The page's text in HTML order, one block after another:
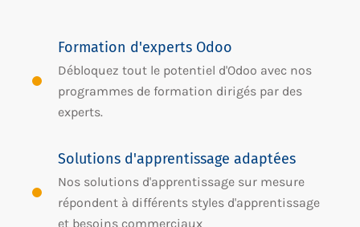
Formation d'experts Odoo
Débloquez tout le potentiel d'Odoo avec nos
programmes de formation dirigés par des
experts.
Solutions d'apprentissage adaptées
Nos solutions d'apprentissage sur mesure
répondent à différents styles d'apprentissage
et besoins commerciaux